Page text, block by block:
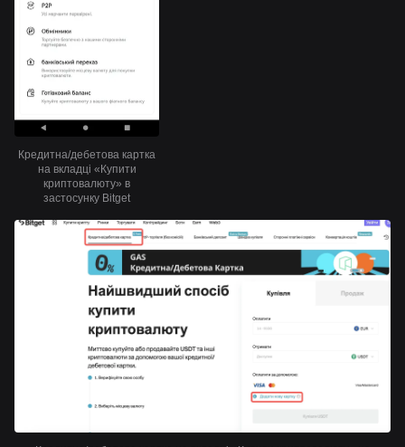
Кредитна/дебетова картка
на вкладці «Купити
криптовалюту» в
застосунку Bitget